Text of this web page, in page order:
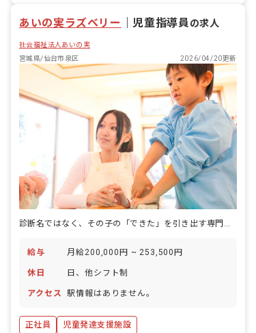
昇給昇進あり
駅近5分以内
あいの実ラズベリー 児童指導員 の求人
社会福祉法人あいの実
宮城県/仙台市泉区
2026/04/20更新
給与 月給200,000円 ~ 253,500円
休日 日、他シフト制
アクセス 駅情報はありません。
正社員 児童発達支援施設